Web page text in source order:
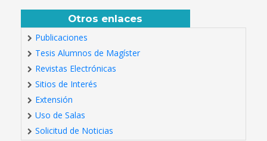
Otros enlaces
Publicaciones
Tesis Alumnos de Magíster
Revistas Electrónicas
Sitios de Interés
Extensión
Uso de Salas
Solicitud de Noticias